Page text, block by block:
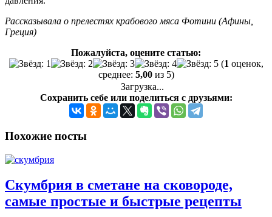
Рассказывала о прелестях крабового мяса Фотини (Афины,
Греция)
Пожалуйста, оцените статью:
(1 оценок,
среднее: 5,00из 5)
Загрузка...
Сохранить себе или поделиться с друзьями:
Похожие посты
Скумбрия в сметане на сковороде,
самые простые и быстрые рецепты